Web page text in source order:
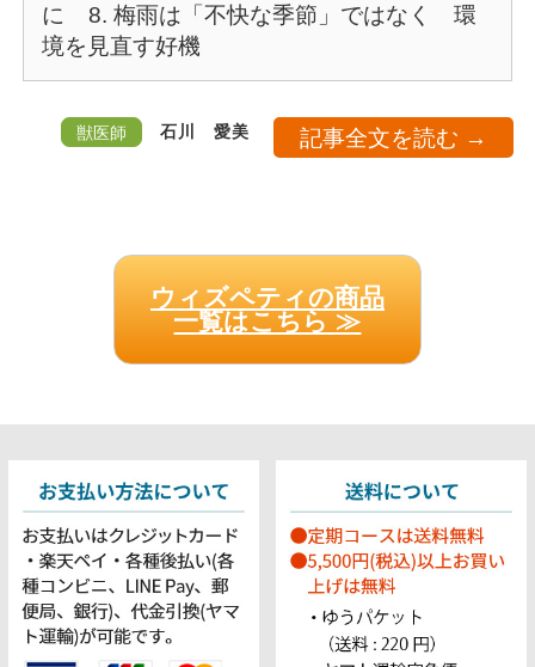
に
8. 梅雨は「不快な季節」ではなく 環
境を見直す好機
獣医師 石川 愛美 記事全文を読む →
ウィズペティの商品
一覧はこちら ≫